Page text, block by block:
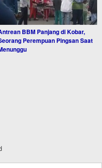
BBM Panjang di Kobar,
Perempuan Pingsan Saat